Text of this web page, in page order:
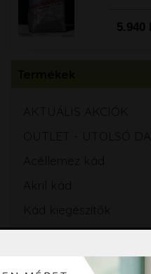
5.940
AKTUÁLIS AKCIÓK
OUTLET - UTOLSÓ
Acéllemez kád
Akril kád
Kád kiegészítők
Zuhanykabin,
Kádparaván